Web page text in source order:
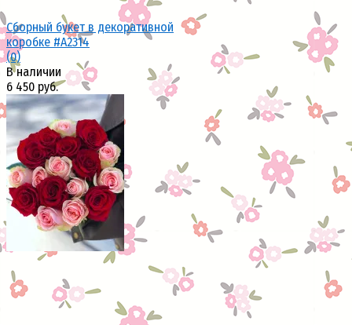
избранное сравнить
Сборный букет в декоративной
коробке #A2314
(0)
В наличии
6 450 руб.